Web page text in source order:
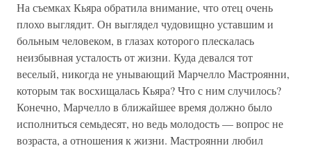
На съемках Кьяра обратила внимание, что отец очень
плохо выглядит. Он выглядел чудовищно уставшим и
больным человеком, в глазах которого плескалась
неизбывная усталость от жизни. Куда девался тот
веселый, никогда не унывающий Марчелло Мастроянни,
которым так восхищалась Кьяра? Что с ним случилось?
Конечно, Марчелло в ближайшее время должно было
исполниться семьдесят, но ведь молодость — вопрос не
возраста, а отношения к жизни. Мастроянни любил